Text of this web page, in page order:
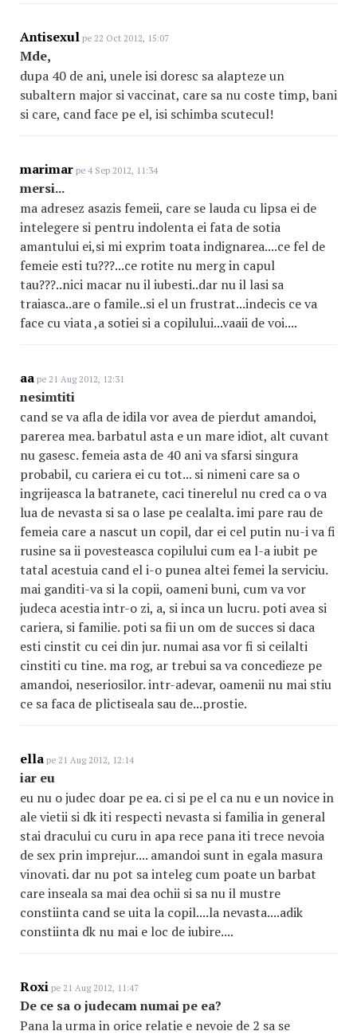
Antisexul pe 22 Oct 2012, 15:07
Mde,
dupa 40 de ani, unele isi doresc sa alapteze un
subaltern major si vaccinat, care sa nu coste timp, bani
si care, cand face pe el, isi schimba scutecul!
marimar pe 4 Sep 2012, 11:34
mersi...
ma adresez asazis femeii, care se lauda cu lipsa ei de
intelegere si pentru indolenta ei fata de sotia
amantului ei,si mi exprim toata indignarea....ce fel de
femeie esti tu???...ce rotite nu merg in capul
tau???..nici macar nu il iubesti..dar nu il lasi sa
traiasca..are o famile..si el un frustrat...indecis ce va
face cu viata ,a sotiei si a copilului...vaaii de voi....
aa pe 21 Aug 2012, 12:31
nesimtiti
cand se va afla de idila vor avea de pierdut amandoi,
parerea mea. barbatul asta e un mare idiot, alt cuvant
nu gasesc. femeia asta de 40 ani va sfarsi singura
probabil, cu cariera ei cu tot... si nimeni care sa o
ingrijeasca la batranete, caci tinerelul nu cred ca o va
lua de nevasta si sa o lase pe cealalta. imi pare rau de
femeia care a nascut un copil, dar ei cel putin nu-i va fi
rusine sa ii povesteasca copilului cum ea l-a iubit pe
tatal acestuia cand el i-o punea altei femei la serviciu.
mai ganditi-va si la copii, oameni buni, cum va vor
judeca acestia intr-o zi, a, si inca un lucru. poti avea si
cariera, si familie. poti sa fii un om de succes si daca
esti cinstit cu cei din jur. numai asa vor fi si ceilalti
cinstiti cu tine. ma rog, ar trebui sa va concedieze pe
amandoi, neseriosilor. intr-adevar, oamenii nu mai stiu
ce sa faca de plictiseala sau de...prostie.
ella pe 21 Aug 2012, 12:14
iar eu
eu nu o judec doar pe ea. ci si pe el ca nu e un novice in
ale vietii si dk iti respecti nevasta si familia in general
stai dracului cu curu in apa rece pana iti trece nevoia
de sex prin imprejur.... amandoi sunt in egala masura
vinovati. dar nu pot sa inteleg cum poate un barbat
care inseala sa mai dea ochii si sa nu il mustre
constiinta cand se uita la copil....la nevasta....adik
constiinta dk nu mai e loc de iubire....
Roxi pe 21 Aug 2012, 11:47
De ce sa o judecam numai pe ea?
Pana la urma in orice relatie e nevoie de 2 sa se